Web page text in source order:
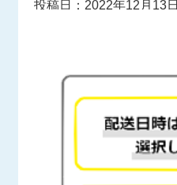
投稿日：2022年12月13日